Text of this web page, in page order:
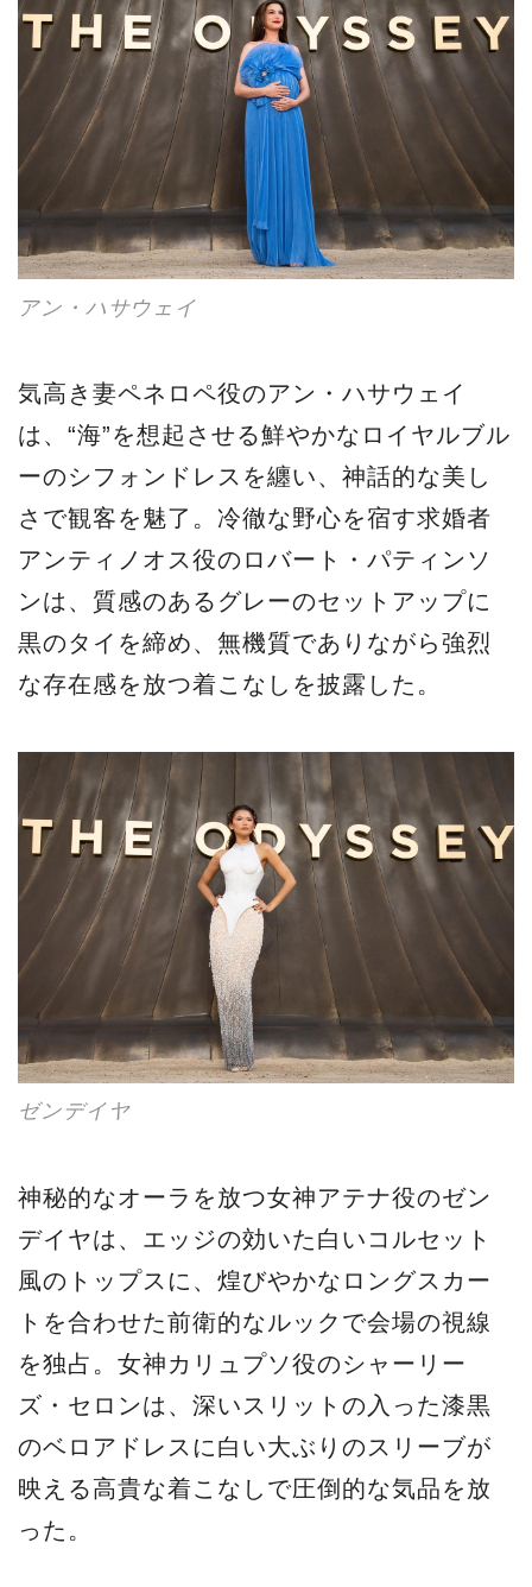
アン・ハサウェイ
気高き妻ペネロペ役のアン・ハサウェイ
は、“海”を想起させる鮮やかなロイヤルブル
ーのシフォンドレスを纏い、神話的な美し
さで観客を魅了。冷徹な野心を宿す求婚者
アンティノオス役のロバート・パティンソ
ンは、質感のあるグレーのセットアップに
黒のタイを締め、無機質でありながら強烈
な存在感を放つ着こなしを披露した。
ゼンデイヤ
神秘的なオーラを放つ女神アテナ役のゼン
デイヤは、エッジの効いた白いコルセット
風のトップスに、煌びやかなロングスカー
トを合わせた前衛的なルックで会場の視線
を独占。女神カリュプソ役のシャーリー
ズ・セロンは、深いスリットの入った漆黒
のベロアドレスに白い大ぶりのスリーブが
映える高貴な着こなしで圧倒的な気品を放
った。